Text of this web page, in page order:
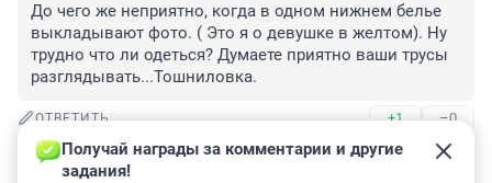
До чего же неприятно, когда в одном нижнем белье
выкладывают фото. ( Это я о девушке в желтом). Ну
трудно что ли одеться? Думаете приятно ваши трусы
разглядывать...Тошниловка.
ОТВЕТИТЬ +1 –0
Гость
20 мая, 08:29
Получай награды за комментарии и другие
задания!